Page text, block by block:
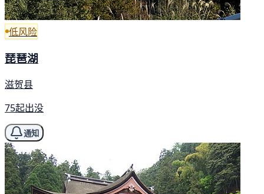
低风险
琵琶湖
滋贺县
75起出没
通知